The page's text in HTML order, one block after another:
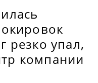
резко упал,
компании